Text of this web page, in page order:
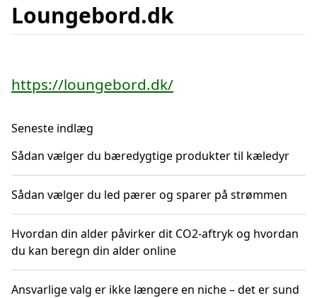
Loungebord.dk
https://loungebord.dk/
Seneste indlæg
Sådan vælger du bæredygtige produkter til kæledyr
Sådan vælger du led pærer og sparer på strømmen
Hvordan din alder påvirker dit CO2-aftryk og hvordan
du kan beregn din alder online
Ansvarlige valg er ikke længere en niche – det er sund